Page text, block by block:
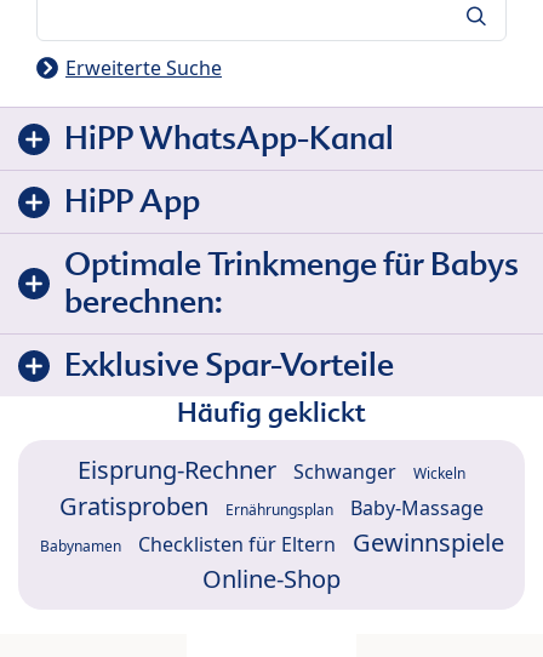
Erweiterte Suche
HiPP WhatsApp-Kanal
HiPP App
Optimale Trinkmenge für Babys
berechnen:
Exklusive Spar-Vorteile
Häufig geklickt
Eisprung-Rechner Schwanger Wickeln
Gratisproben Ernährungsplan Baby-Massage
Babynamen Checklisten für Eltern
Gewinnspiele
Online-Shop